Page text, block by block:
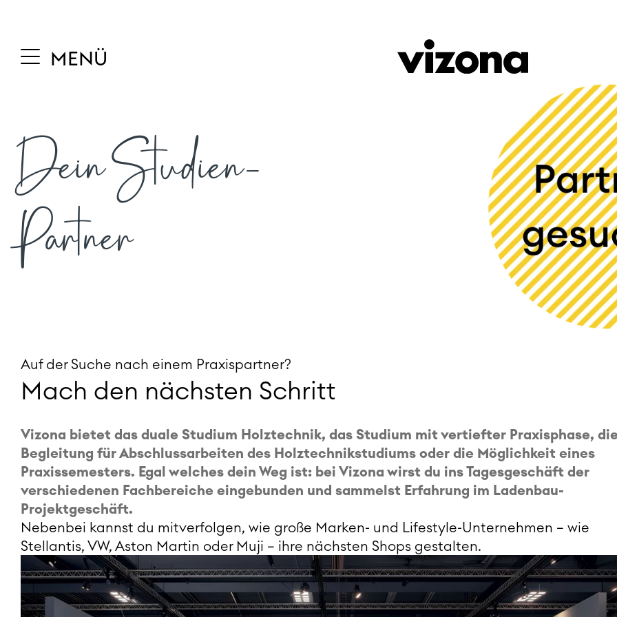
MENÜ
Dein Studien-
Partner
Auf der Suche nach einem Praxispartner?
Mach den nächsten Schritt
Vizona bietet das duale Studium Holztechnik, das Studium mit vertiefter Praxisphase,
Begleitung für Abschlussarbeiten des Holztechnikstudiums oder die Möglichkeit eines
Praxissemesters. Egal welches dein Weg ist: bei Vizona wirst du ins Tagesgeschäft der
verschiedenen Fachbereiche eingebunden und sammelst Erfahrung im Ladenbau-
Projektgeschäft.
Nebenbei kannst du mitverfolgen, wie große Marken- und Lifestyle-Unternehmen – wie
Stellantis, VW, Aston Martin oder Muji – ihre nächsten Shops gestalten.